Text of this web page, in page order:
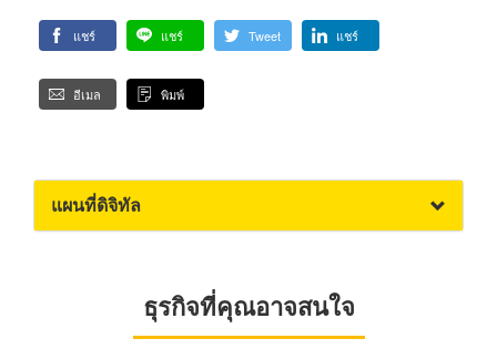
แชร์ แชร์ Tweet แชร์
อีเมล พิมพ์
แผนที่ดิจิทัล
ธุรกิจที่คุณอาจสนใจ